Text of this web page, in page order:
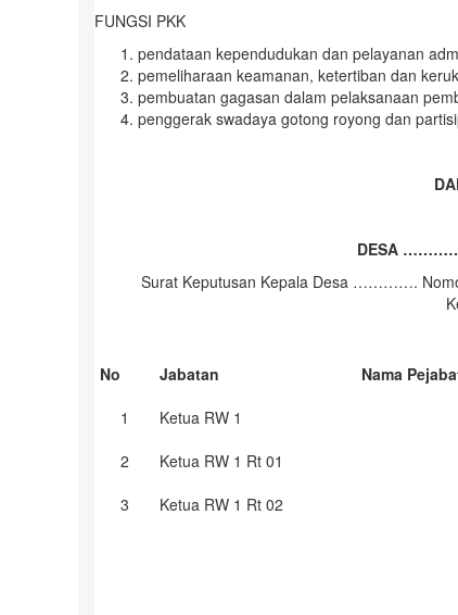
FUNGSI PKK
pendataan kependudukan dan pelayanan
pemeliharaan keamanan, ketertiban dan
pembuatan gagasan dalam pelaksanaan
penggerak swadaya gotong royong dan
DESA
Surat Keputusan Kepala Desa ………….
No Jabatan Nama
1
Ketua RW 1
2
Ketua RW 1 Rt 01
3
Ketua RW 1 Rt 02